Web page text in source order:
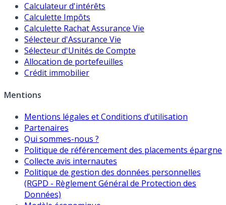
Calculateur d'intérêts
Calculette Impôts
Calculette Rachat Assurance Vie
Sélecteur d'Assurance Vie
Sélecteur d'Unités de Compte
Allocation de portefeuilles
Crédit immobilier
Mentions
Mentions légales et Conditions d’utilisation
Partenaires
Qui sommes-nous ?
Politique de référencement des placements épargne
Collecte avis internautes
Politique de gestion des données personnelles
(RGPD - Règlement Général de Protection des
Données)